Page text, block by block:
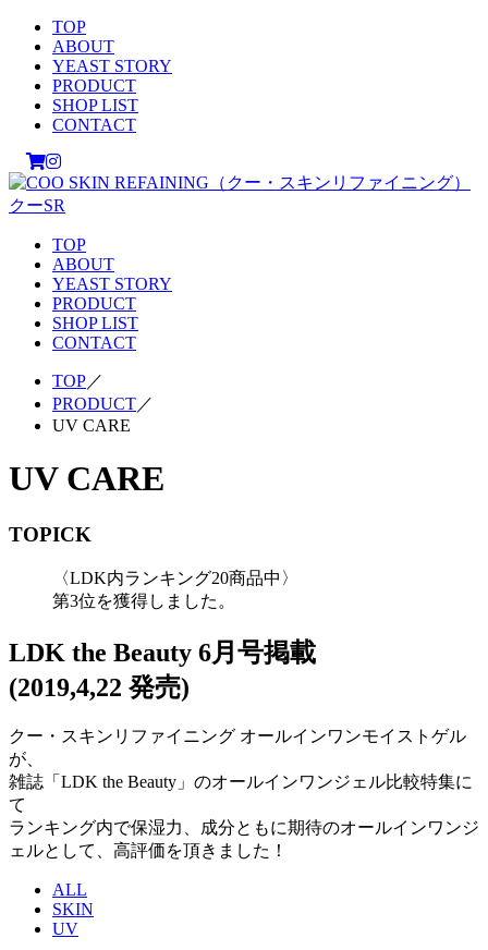
TOP
ABOUT
YEAST STORY
PRODUCT
SHOP LIST
CONTACT
TOP
ABOUT
YEAST STORY
PRODUCT
SHOP LIST
CONTACT
TOP／
PRODUCT／
UV CARE
UV CARE
TOPICK
〈LDK内ランキング20商品中〉
第3位を獲得しました。
LDK the Beauty 6月号掲載
(2019,4,22 発売)
クー・スキンリファイニング オールインワンモイストゲル
が、
雑誌「LDK the Beauty」のオールインワンジェル比較特集に
て
ランキング内で保湿力、成分ともに期待のオールインワンジ
ェルとして、高評価を頂きました！
ALL
SKIN
UV